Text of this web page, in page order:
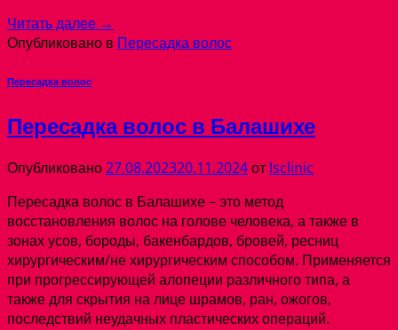
Читать далее →
Опубликовано в Пересадка волос
Пересадка волос
Пересадка волос в Балашихе
Опубликовано27.08.202320.11.2024от lsclinic
Пересадка волос в Балашихе – это метод
восстановления волос на голове человека, а также в
зонах усов, бороды, бакенбардов, бровей, ресниц
хирургическим/не хирургическим способом. Применяется
при прогрессирующей алопеции различного типа, а
также для скрытия на лице шрамов, ран, ожогов,
последствий неудачных пластических операций.